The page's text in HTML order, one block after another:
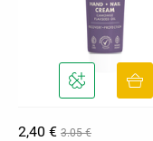
2,40 € 3.05 €